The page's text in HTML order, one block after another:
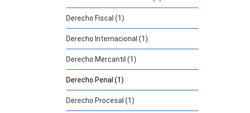
Derecho Fiscal (1)
Derecho Internacional (1)
Derecho Mercantil (1)
Derecho Penal (1)
Derecho Procesal (1)